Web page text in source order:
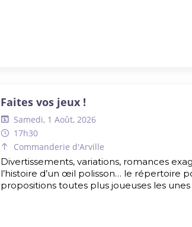
Faites vos jeux !
Samedi, 1 Août, 2026
17h30
Commanderie d'Arville
Divertissements, variations, romances
l’histoire d’un œil polisson… le répertoire
propositions toutes plus joueuses les unes